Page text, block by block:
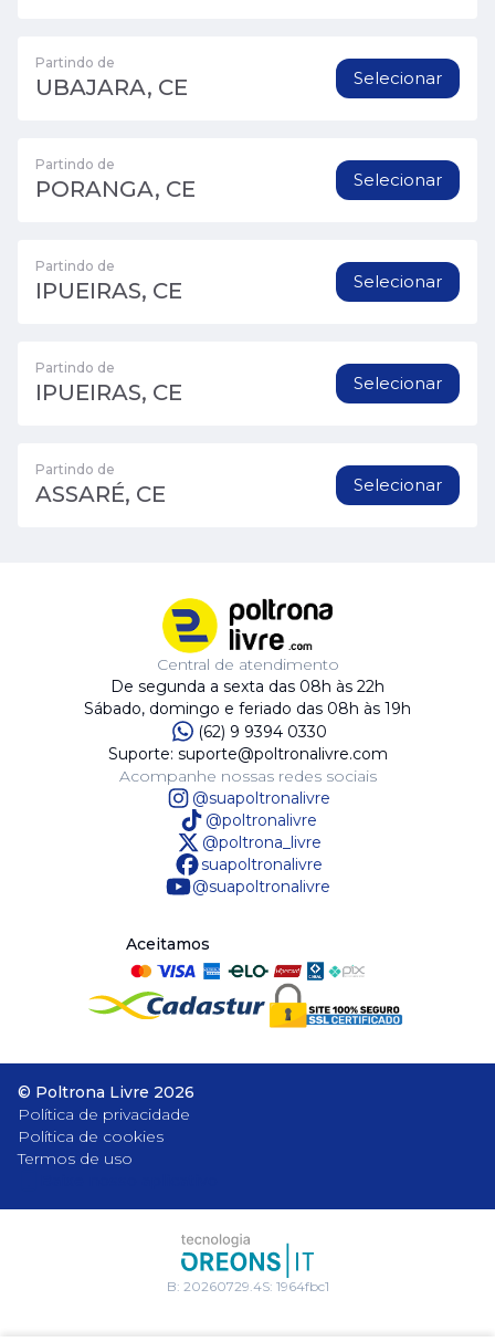
Partindo de
UBAJARA, CE Selecionar
Partindo de
PORANGA, CE Selecionar
Partindo de
IPUEIRAS, CE Selecionar
Partindo de
IPUEIRAS, CE Selecionar
Partindo de
ASSARÉ, CE Selecionar
Central de atendimento
De segunda a sexta das 08h às 22h
Sábado, domingo e feriado das 08h às 19h
(62) 9 9394 0330
Suporte: suporte@poltronalivre.com
Acompanhe nossas redes sociais
@suapoltronalivre
@poltronalivre
@poltrona_livre
suapoltronalivre
@suapoltronalivre
Aceitamos
© Poltrona Livre 2026
Política de privacidade
Política de cookies
Termos de uso
B: 20260729.4S: 1964fbc1